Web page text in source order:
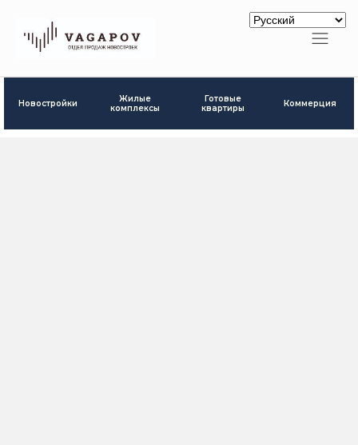
Новостройки
Жилые
комплексы
Готовые
квартиры
Коммерция